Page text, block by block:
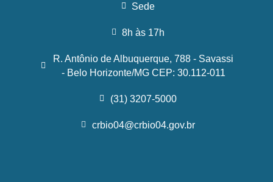
Sede
8h às 17h
R. Antônio de Albuquerque, 788 - Savassi
- Belo Horizonte/MG CEP: 30.112-011
(31) 3207-5000
crbio04@crbio04.gov.br